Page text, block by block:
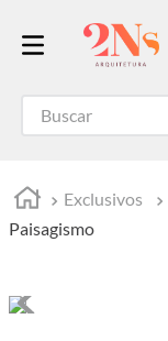
Buscar
Exclusivos
Paisagismo